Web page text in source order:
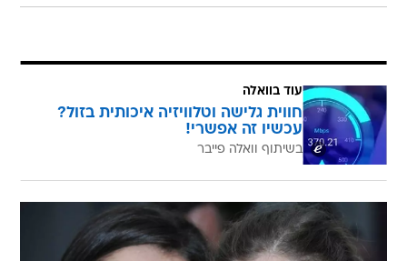
עוד בוואלה
חווית גלישה וטלוויזיה איכותית בזול?
עכשיו זה אפשרי!
בשיתוף וואלה פייבר